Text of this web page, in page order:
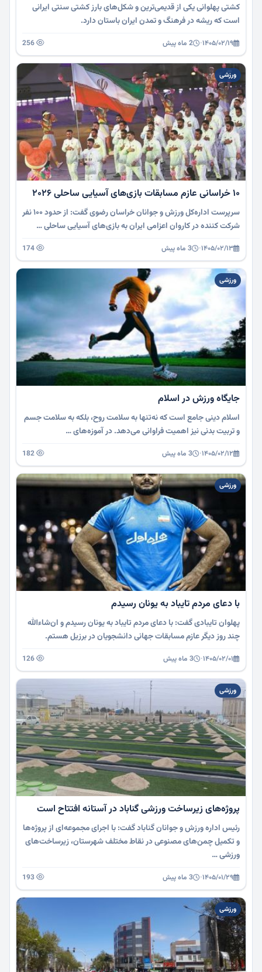
کشتی پهلوانی یکی از قدیمی‌ترین و شکل‌های بارز کشتی سنتی ایرانی
است که ریشه در فرهنگ و تمدن ایران باستان دارد.
۱۴۰۵/۰۲/۱۹· 2 ماه پیش
ورزشی
۱۰ خراسانی عازم مسابقات بازی‌های آسیایی ساحلی ۲۰۲۶
سرپرست اداره‌کل ورزش و جوانان خراسان رضوی گفت: از حدود ۱۰۰ نفر
شرکت کننده در کاروان اعزامی ایران به بازی‌های آسیایی ساحلی …
۱۴۰۵/۰۲/۱۳· 3 ماه پیش
ورزشی
جایگاه ورزش در اسلام
اسلام دینی جامع است که نه‌تنها به سلامت روح، بلکه به سلامت جسم
و تربیت بدنی نیز اهمیت فراوانی می‌دهد. در آموزه‌های …
۱۴۰۵/۰۲/۱۲· 3 ماه پیش
ورزشی
با دعای مردم تایباد به یونان رسیدم
پهلوان تایبادی گفت: با دعای مردم تایباد به یونان رسیدم و ان‌شاءالله
چند روز دیگر عازم مسابقات جهانی دانشجویان در برزیل هستم.
۱۴۰۵/۰۲/۰۱· 3 ماه پیش
ورزشی
پروژه‌های زیرساخت ورزشی گناباد در آستانه افتتاح است
رئیس اداره ورزش و جوانان گناباد گفت: با اجرای مجموعه‌ای از پروژه‌ها
و تکمیل چمن‌های مصنوعی در نقاط مختلف شهرستان، زیرساخت‌های
ورزشی …
۱۴۰۵/۰۱/۲۹· 3 ماه پیش
ورزشی